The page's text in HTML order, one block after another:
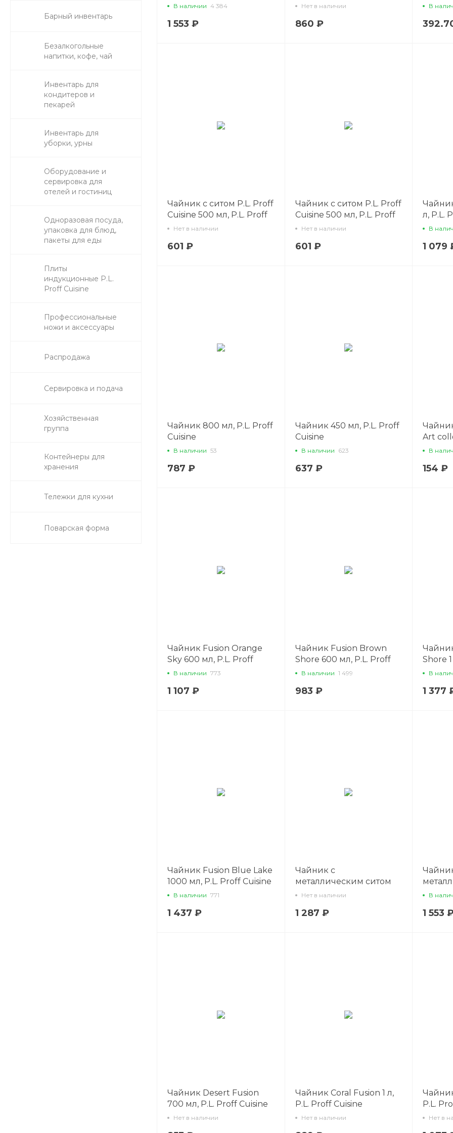
Барный инвентарь
Безалкогольные
напитки, кофе, чай
Инвентарь для
кондитеров и
пекарей
Инвентарь для
уборки, урны
Оборудование и
сервировка для
отелей и гостиниц
Одноразовая посуда,
упаковка для блюд,
пакеты для еды
Плиты
индукционные P.L.
Proff Cuisine
Профессиональные
ножи и аксессуары
Распродажа
Сервировка и подача
Хозяйственная
группа
Контейнеры для
хранения
Тележки для кухни
Поварская форма
Black Raw Steller 950 мл,
В наличии 4 384
1 553 ₽
Black Raw Steller 750 мл,
Нет в наличии
860 ₽
В
Чайник с ситом P.L. Proff
Cuisine 500 мл, P.L. Proff
Cuisine (кор=24шт)
Нет в наличии
601 ₽
Чайник с ситом P.L. Proff
Cuisine 500 мл, P.L. Proff
Cuisine
Нет в наличии
601 ₽
л, P.L.
В
1 079
Чайник 800 мл, P.L. Proff
Cuisine
В наличии 53
787 ₽
Чайник 450 мл, P.L. Proff
Cuisine
В наличии 623
637 ₽
Art
P.L.
В
154 ₽
Чайник Fusion Orange
Sky 600 мл, P.L. Proff
Cuisine
В наличии 773
1 107 ₽
Чайник Fusion Brown
Shore 600 мл, P.L. Proff
Cuisine
В наличии 1 499
983 ₽
Shore
Cuisine
В
1 377
Чайник Fusion Blue Lake
1000 мл, P.L. Proff Cuisine
В наличии 771
1 437 ₽
Чайник с
металлическим ситом
Black Star 600 мл, P.L.
Нет в наличии
1 287 ₽
Black
В
1 553
Чайник Desert Fusion
700 мл, P.L. Proff Cuisine
Нет в наличии
Чайник Coral Fusion 1 л,
P.L. Proff Cuisine
Нет в наличии
P.L.
Нет в